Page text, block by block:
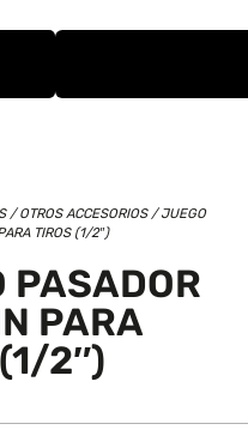
/OTROS ACCESORIOS/ JUEGO
TIROS (1/2″)
PASADOR
PARA
2″)